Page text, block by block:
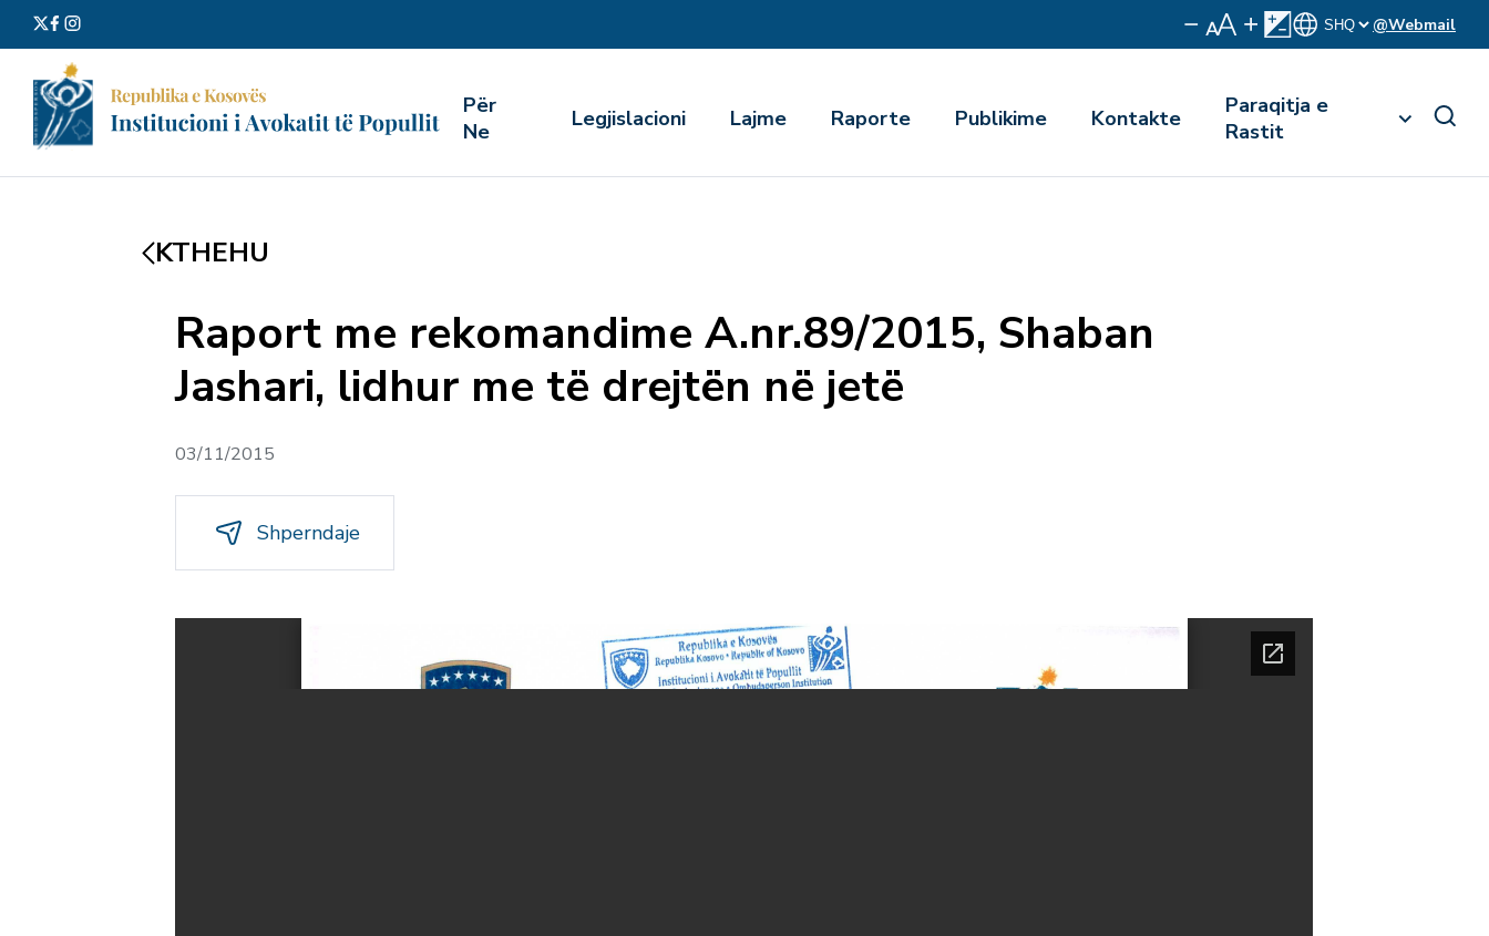
@Webmail
Për
Ne
Legjislacioni Lajme Raporte Publikime Kontakte
Paraqitja e
Rastit
KTHEHU
Raport me rekomandime A.nr.89/2015, Shaban
Jashari, lidhur me të drejtën në jetë
03/11/2015
Shperndaje